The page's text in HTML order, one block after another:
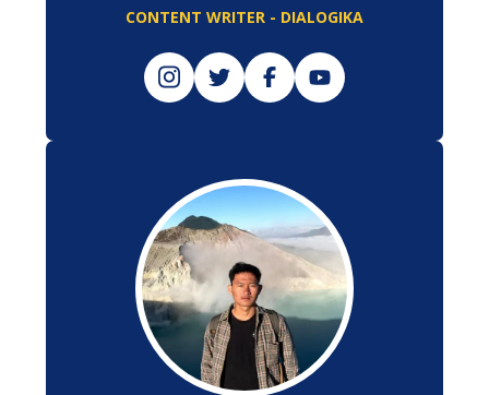
CONTENT WRITER - DIALOGIKA